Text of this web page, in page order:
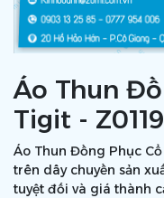
Áo Thun
Tigit -
Áo Thun Đồng Phục
trên dây chuyền sản
tuyệt đối và giá thành